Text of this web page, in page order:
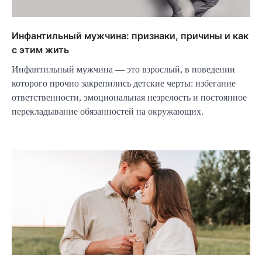
Инфантильный мужчина: признаки, причины и как
с этим жить
Инфантильный мужчина — это взрослый, в поведении
которого прочно закрепились детские черты: избегание
ответственности, эмоциональная незрелость и постоянное
перекладывание обязанностей на окружающих.